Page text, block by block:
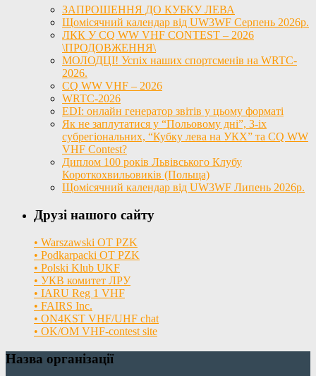
ЗАПРОШЕННЯ ДО КУБКУ ЛЕВА
Щомісячний календар від UW3WF Серпень 2026р.
ЛКК У CQ WW VHF CONTEST – 2026
\ПРОДОВЖЕННЯ\
МОЛОДЦІ! Успіх наших спортсменів на WRTC-
2026.
CQ WW VHF – 2026
WRTC-2026
EDI: онлайн генератор звітів у цьому форматі
Як не заплутатися у “Польовому дні”, 3-іх
субрегіональних, “Кубку лева на УКХ” та CQ WW
VHF Contest?
Диплом 100 років Львівського Клубу
Короткохвильовиків (Польща)
Щомісячний календар від UW3WF Липень 2026р.
Друзі нашого сайту
• Warszawski OT PZK
• Podkarpacki OT PZK
• Polski Klub UKF
• УКВ комитет ЛРУ
• IARU Reg 1 VHF
• FAIRS Inc.
• ON4KST VHF/UHF chat
• OK/OM VHF-contest site
Назва організації